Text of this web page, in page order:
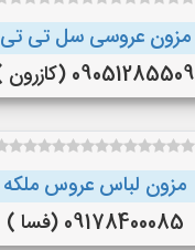
مزون عروسی سل تی تی
09051285509 (کازرون )
مزون لباس عروس ملکه
09178400085 (فسا )